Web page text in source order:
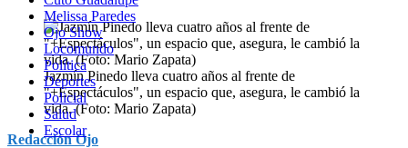
Melissa Paredes
Ojo Show
Locomundo
Política
Deportes
Policial
Salud
Escolar
Jazmín Pinedo lleva cuatro años al frente de
"+Espectáculos", un espacio que, asegura, le cambió la
vida. (Foto: Mario Zapata)
Redacción Ojo